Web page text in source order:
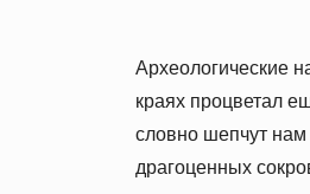
Археологические
краях процветал
словно шепчут
драгоценных